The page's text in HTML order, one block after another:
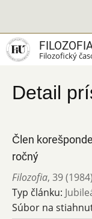
hlavný
obsah
Filozofický
Detail
Člen
ročný
Filozofia, 39 (1984)
Typ článku:
Súbor na